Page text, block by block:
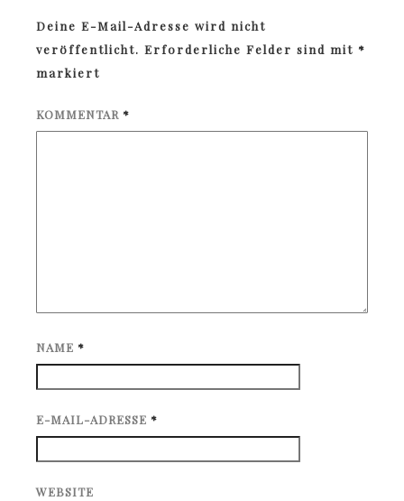
Deine E-Mail-Adresse wird nicht
veröffentlicht. Erforderliche Felder sind mit *
markiert
KOMMENTAR *
NAME *
E-MAIL-ADRESSE *
WEBSITE